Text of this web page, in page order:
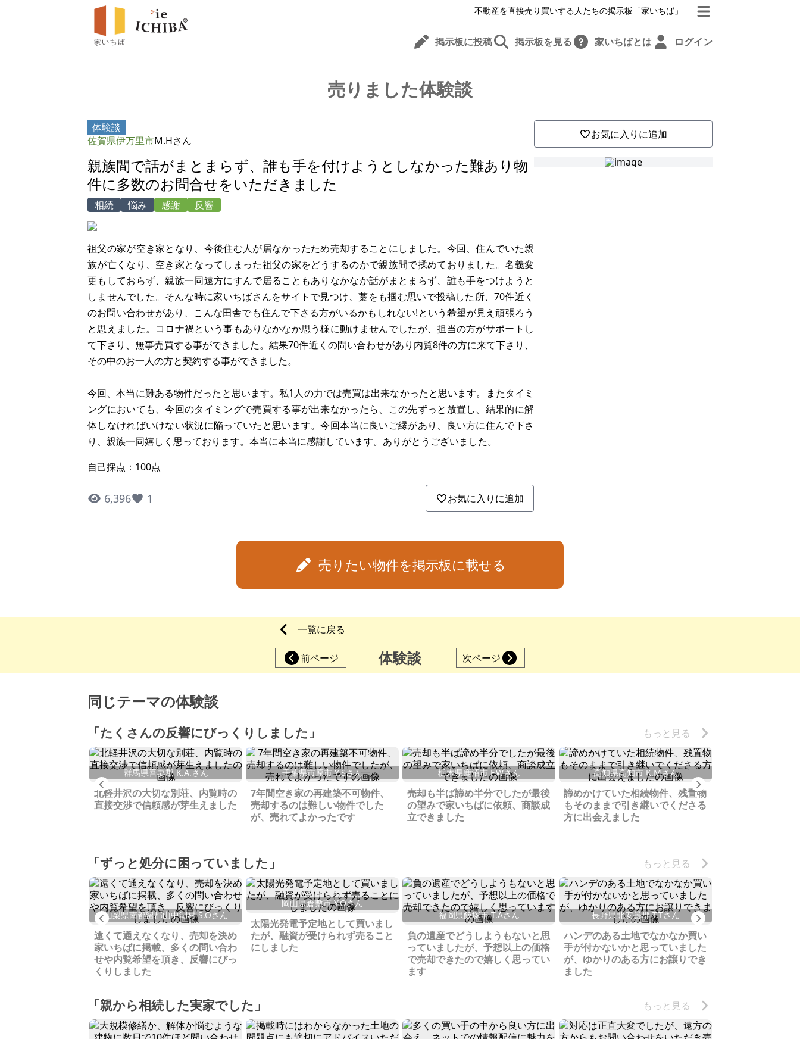
不動産を直接売り買いする人たちの掲示板「家いちば」
掲示板に投稿 掲示板を見る 家いちばとは ログイン
売りました体験談
体験談
佐賀県伊万里市M.Hさん
親族間で話がまとまらず、誰も手を付けようとしなかった難あり物
件に多数のお問合せをいただきました
相続 悩み 感謝 反響
祖父の家が空き家となり、今後住む人が居なかったため売却することにしました。今回、住んでいた親
族が亡くなり、空き家となってしまった祖父の家をどうするのかで親族間で揉めておりました。名義変
更もしておらず、親族一同遠方にすんで居ることもありなかなか話がまとまらず、誰も手をつけようと
しませんでした。そんな時に家いちばさんをサイトで見つけ、藁をも掴む思いで投稿した所、70件近く
のお問い合わせがあり、こんな田舎でも住んで下さる方がいるかもしれない!という希望が見え頑張ろう
と思えました。コロナ禍という事もありなかなか思う様に動けませんでしたが、担当の方がサポートし
て下さり、無事売買する事ができました。結果70件近くの問い合わせがあり内覧8件の方に来て下さり、
その中のお一人の方と契約する事ができました。
今回、本当に難ある物件だったと思います。私1人の力では売買は出来なかったと思います。またタイミ
ングにおいても、今回のタイミングで売買する事が出来なかったら、この先ずっと放置し、結果的に解
体しなければいけない状況に陥っていたと思います。今回本当に良いご縁があり、良い方に住んで下さ
り、親族一同嬉しく思っております。本当に本当に感謝しています。ありがとうございました。
自己採点：100点
6,396 1 お気に入りに追加
お気に入りに追加
売りたい物件を掲示板に載せる
一覧に戻る
前ページ 体験談 次ページ
同じテーマの体験談
「たくさんの反響にびっくりしました」 もっと見る
群馬県吾妻郡 K.A.さん
北軽井沢の大切な別荘、内覧時の
直接交渉で信頼感が芽生えました
千葉県市原市 Y.Sさん
7年間空き家の再建築不可物件、
売却するのは難しい物件でした
が、売れてよかったです
栃木県鹿沼市 F.Wさん
売却も半ば諦め半分でしたが最後
の望みで家いちばに依頼、商談成
立できました
高知県高知市 K.Mさん
諦めかけていた相続物件、残置物
もそのままで引き継いでくださる
方に出会えました
「ずっと処分に困っていました」 もっと見る
Previous
山梨県南都留郡山中湖村 S.Oさん
遠くて通えなくなり、売却を決め
家いちばに掲載、多くの問い合わ
せや内覧希望を頂き、反響にびっ
くりしました
岡山県倉敷市 Y.Oさん
太陽光発電予定地として買いまし
たが、融資が受けられず売ること
にしました
福岡県飯塚市 T.Aさん
負の遺産でどうしようもないと思
っていましたが、予想以上の価格
で売却できたので嬉しく思ってい
ます
長野県北安曇郡 T.Tさん
ハンデのある土地でなかなか買い
手が付かないかと思っていました
が、ゆかりのある方にお譲りでき
ました
Next
「親から相続した実家でした」 もっと見る